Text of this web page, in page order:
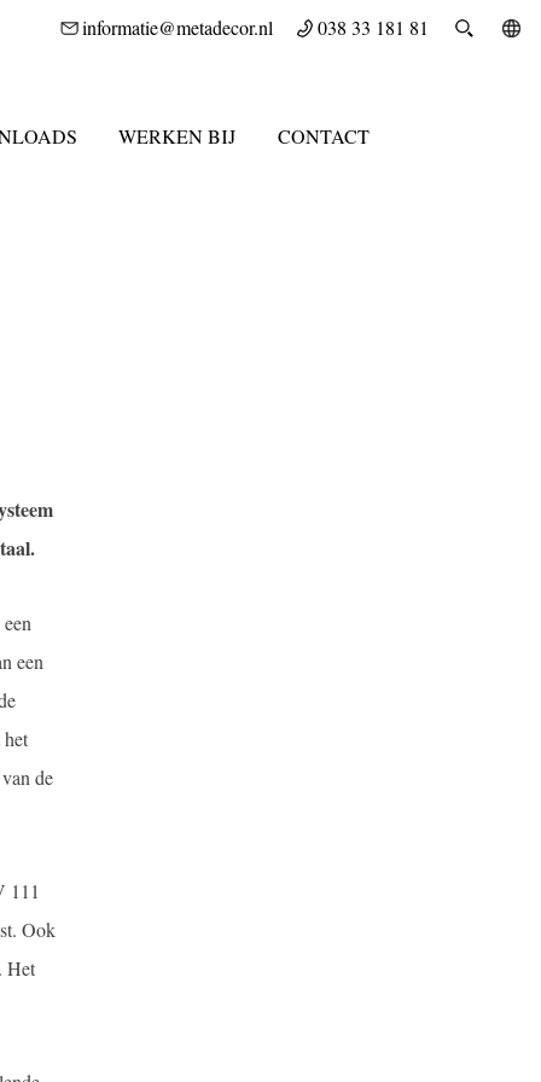
informatie@metadecor.nl 038 33 181 81
WERKEN BIJ CONTACT
een
de
111
Ook
Het